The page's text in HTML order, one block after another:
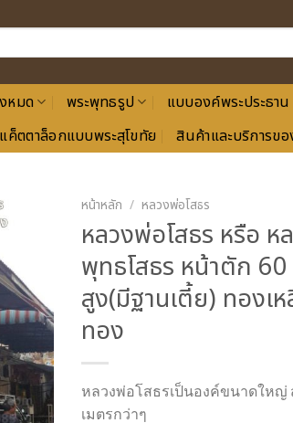
หมด พระพุทธรูป แบบองค์พระประธาน
แค็ตตาล็อกแบบพระสุโขทัย สินค้าและบริการ
หน้าหลัก / หลวงพ่อโสธร
หลวงพ่อโสธร หรือ ห
พุทธโสธร หน้าตัก 60
สูง(มีฐานเตี้ย) ทองเ
ทอง
หลวงพ่อโสธรเป็นองค์ขนาดใหญ่
เมตรกว่าๆ